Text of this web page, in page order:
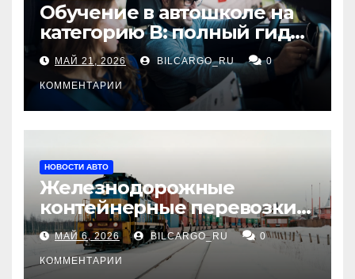
Обучение в автошколе на
категорию В: полный гид
для будущих водителей
МАЙ 21, 2026 BILCARGO_RU 0
КОММЕНТАРИИ
НОВОСТИ АВТО
Железнодорожные
контейнерные перевозки
из Китая в Россию:
маршруты, сроки и
требования
МАЙ 6, 2026 BILCARGO_RU 0
КОММЕНТАРИИ